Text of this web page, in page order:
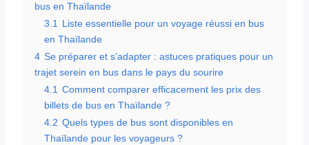
bus en Thaïlande
3.1
Liste essentielle pour un voyage réussi en bus
en Thaïlande
4 Se préparer et s’adapter : astuces pratiques pour un
trajet serein en bus dans le pays du sourire
4.1 Comment comparer efficacement les prix des
billets de bus en Thaïlande ?
4.2 Quels types de bus sont disponibles en
Thaïlande pour les voyageurs ?